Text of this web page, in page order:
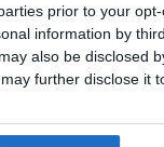
prior to your
information by
also be disclosed
further disclose it
soția a
moarte